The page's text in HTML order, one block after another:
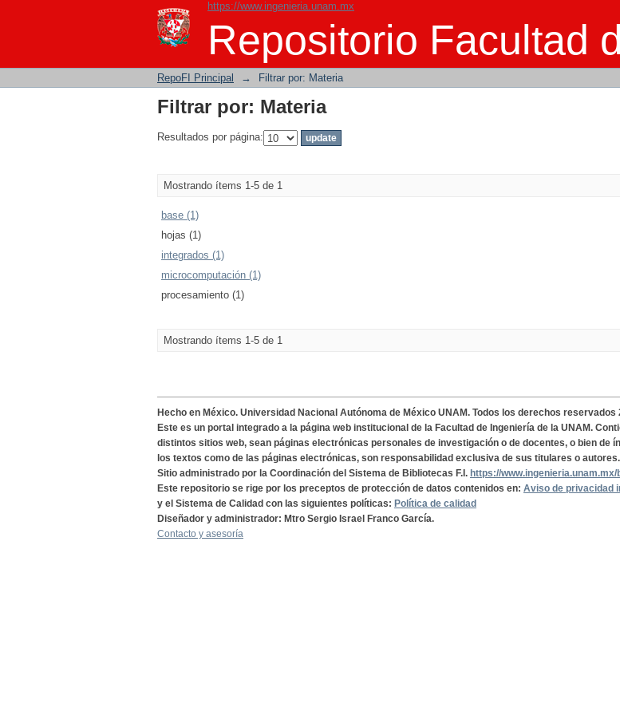
https://www.ingenieria.unam.mx
Repositorio Facultad
Filtrar por: Materia
RepoFI Principal → Filtrar por: Materia
Filtrar por: Materia
Resultados por página:
Mostrando ítems 1-5 de 1
base (1)
hojas (1)
integrados (1)
microcomputación (1)
procesamiento (1)
Mostrando ítems 1-5 de 1
Hecho en México. Universidad Nacional Autónoma de México UNAM. Todos los derechos reservados
Este es un portal integrado a la página web institucional de la Facultad de Ingeniería de la UNAM.
distintos sitios web, sean páginas electrónicas personales de investigación o de docentes, o bien de
los textos como de las páginas electrónicas, son responsabilidad exclusiva de sus titulares o autores.
Sitio administrado por la Coordinación del Sistema de Bibliotecas F.I. https://
Este repositorio se rige por los preceptos de protección de datos contenidos en: Aviso de privacidad
y el Sistema de Calidad con las siguientes políticas: Política de calidad
Diseñador y administrador: Mtro Sergio Israel Franco García.
Contacto y asesoría